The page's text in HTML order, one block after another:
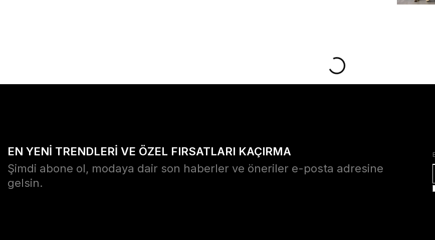
EN YENİ TRENDLERİ VE ÖZEL FIRSATLARI KAÇIRMA
Şimdi abone ol, modaya dair son haberler ve öneriler e-posta adresine
gelsin.